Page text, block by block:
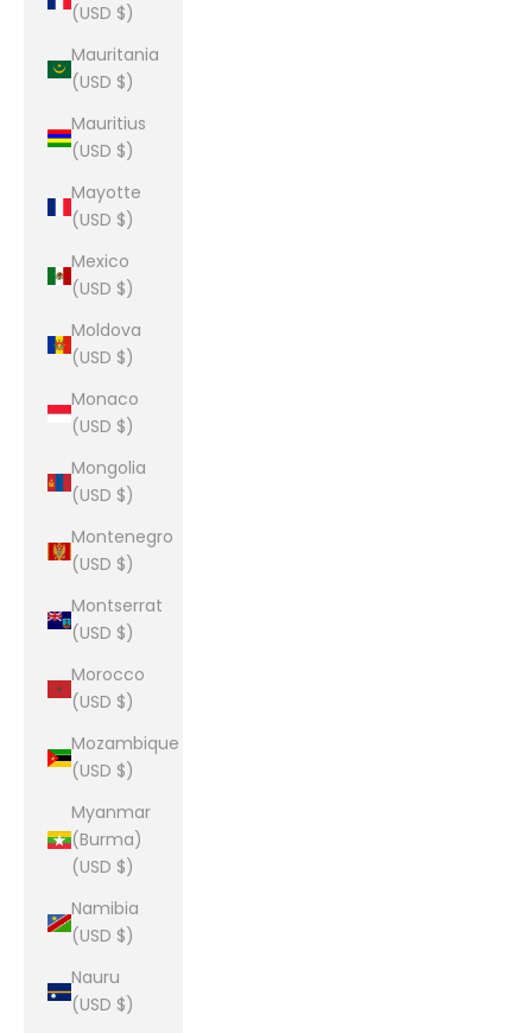
(USD $)
Mauritania
(USD $)
Mauritius
(USD $)
Mayotte
(USD $)
Mexico
(USD $)
Moldova
(USD $)
Monaco
(USD $)
Mongolia
(USD $)
Montenegro
(USD $)
Montserrat
(USD $)
Morocco
(USD $)
Mozambique
(USD $)
Myanmar
(Burma)
(USD $)
Namibia
(USD $)
Nauru
(USD $)